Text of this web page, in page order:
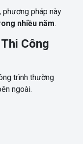
pháp này
nhiều năm.
Công
trình thường
ngoài.